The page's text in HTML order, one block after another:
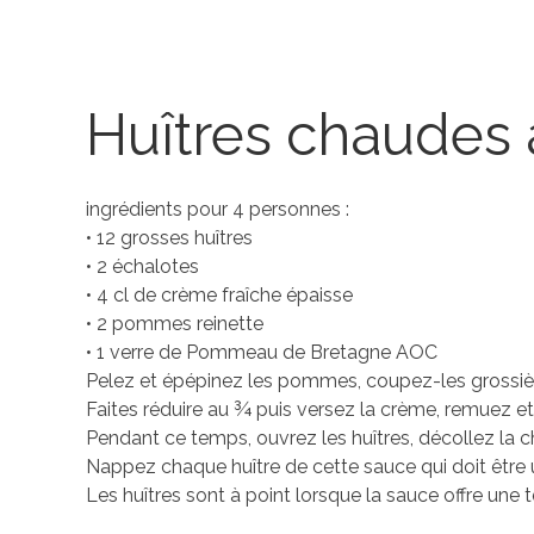
Huîtres chaudes
ingrédients pour 4 personnes :
• 12 grosses huîtres
• 2 échalotes
• 4 cl de crème fraîche épaisse
• 2 pommes reinette
• 1 verre de Pommeau de Bretagne AOC
Pelez et épépinez les pommes, coupez-les
Faites réduire au ¾ puis versez la crème, remuez
Pendant ce temps, ouvrez les huîtres, décollez la
Nappez chaque huître de cette sauce qui doit
Les huîtres sont à point lorsque la sauce offre une